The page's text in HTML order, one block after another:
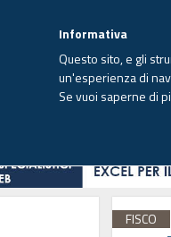
FISCO
Informativa
Questo sito, e gli
un'esperienza di
Se vuoi saperne di